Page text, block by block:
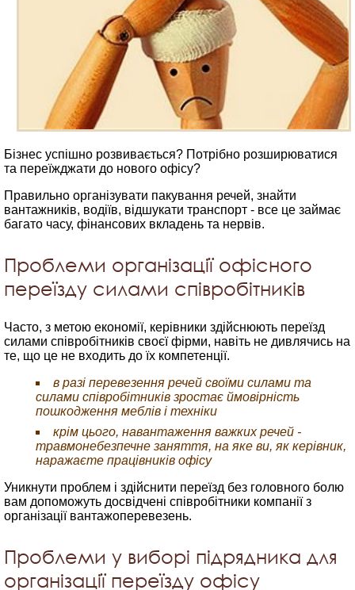
Бізнес успішно розвивається? Потрібно розширюватися
та переїжджати до нового офісу?
Правильно організувати пакування речей, знайти
вантажників, водіїв, відшукати транспорт - все це займає
багато часу, фінансових вкладень та нервів.
Проблеми організації офісного
переїзду силами співробітників
Часто, з метою економії, керівники здійснюють переїзд
силами співробітників своєї фірми, навіть не дивлячись на
те, що це не входить до їх компетенції.
в разі перевезення речей своїми силами та
силами співробітників зростає ймовірність
пошкодження меблів і техніки
крім цього, навантаження важких речей -
травмонебезпечне заняття, на яке ви, як керівник,
наражаєте працівників офісу
Уникнути проблем і здійснити переїзд без головного болю
вам допоможуть досвідчені співробітники компанії з
організації вантажоперевезень.
Проблеми у виборі підрядника для
організації переїзду офісу